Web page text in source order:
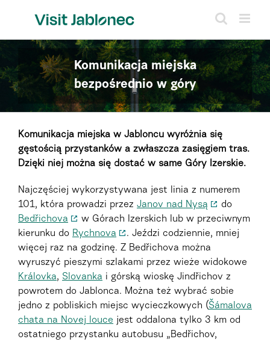
Komunikacja miejska
bezpośrednio w góry
Komunikacja miejska w Jabloncu wyróżnia się
gęstością przystanków a zwłaszcza zasięgiem tras.
Dzięki niej można się dostać w same Góry Izerskie.
Najczęściej wykorzystywana jest linia z numerem
101, która prowadzi przez Janov nad Nysą
do
Bedřichova
w Górach Izerskich lub w przeciwnym
kierunku do Rychnova
. Jeździ codziennie, mniej
więcej raz na godzinę. Z Bedřichova można
wyruszyć pieszymi szlakami przez wieże widokowe
Královka, Slovanka i górską wioskę Jindřichov z
powrotem do Jablonca. Można też wybrać sobie
jedno z pobliskich miejsc wycieczkowych (Šámalova
chata na Novej louce jest oddalona tylko 3 km od
ostatniego przystanku autobusu „Bedřichov,